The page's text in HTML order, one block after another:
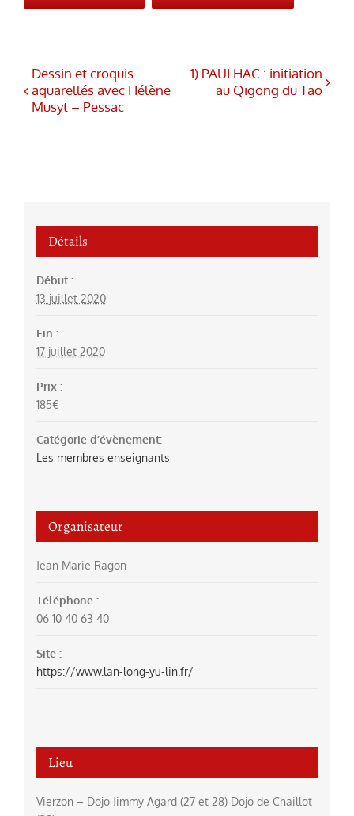
Dessin et croquis
aquarellés avec Hélène
Musyt – Pessac
1) PAULHAC : initiation
au Qigong du Tao
Détails
Début :
13 juillet 2020
Fin :
17 juillet 2020
Prix :
185€
Catégorie d’évènement:
Les membres enseignants
Organisateur
Jean Marie Ragon
Téléphone :
06 10 40 63 40
Site :
https://www.lan-long-yu-lin.fr/
Lieu
Vierzon – Dojo Jimmy Agard (27 et 28) Dojo de Chaillot